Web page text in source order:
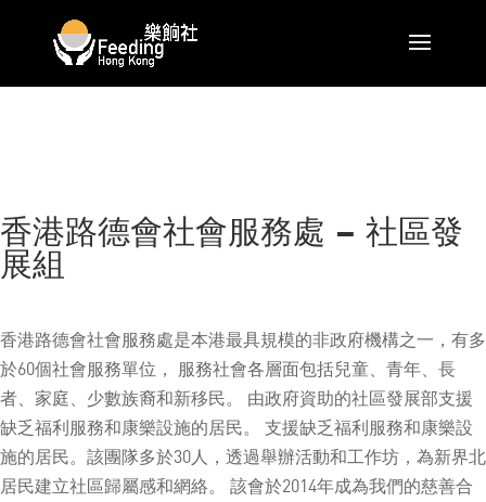
香港路德會社會服務處 – 社區發
展組
香港路德會社會服務處是本港最具規模的非政府機構之一，有多
於60個社會服務單位， 服務社會各層面包括兒童、青年、長
者、家庭、少數族裔和新移民。 由政府資助的社區發展部支援
缺乏福利服務和康樂設施的居民。 支援缺乏福利服務和康樂設
施的居民。該團隊多於30人，透過舉辦活動和工作坊，為新界北
居民建立社區歸屬感和網絡。 該會於2014年成為我們的慈善合